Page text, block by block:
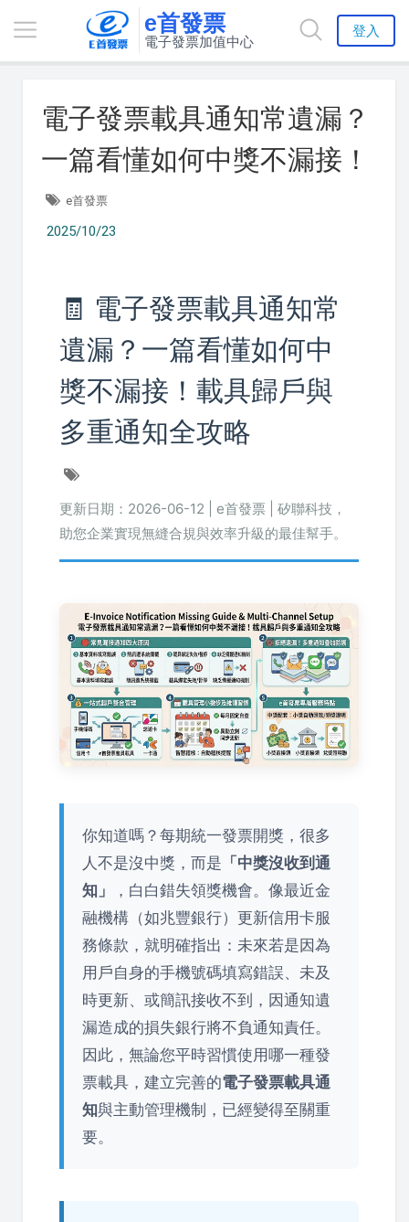
e首發票
電子發票加值中心
登入
電子發票載具通知常遺漏？
一篇看懂如何中獎不漏接！
e首發票
2025/10/23
🧾 電子發票載具通知常
遺漏？一篇看懂如何中
獎不漏接！載具歸戶與
多重通知全攻略
更新日期：2026-06-12 | e首發票 | 矽聯科技，
助您企業實現無縫合規與效率升級的最佳幫手。
你知道嗎？每期統一發票開獎，很多
人不是沒中獎，而是 「中獎沒收到通
知」
，白白錯失領獎機會。像最近金
融機構（如兆豐銀行）更新信用卡服
務條款，就明確指出：未來若是因為
用戶自身的手機號碼填寫錯誤、未及
時更新、或簡訊接收不到，因通知遺
漏造成的損失銀行將不負通知責任。
因此，無論您平時習慣使用哪一種發
票載具，建立完善的電子發票載具通
知與主動管理機制，已經變得至關重
要。